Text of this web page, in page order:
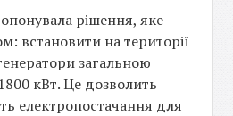
рішення, яке
встановити на території
загальною
кВт. Це дозволить
електропостачання для